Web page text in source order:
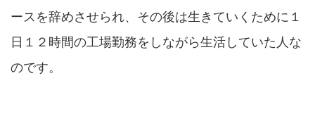
ースを辞めさせられ、その後は生きていくために１
日１２時間の工場勤務をしながら生活していた人な
のです。